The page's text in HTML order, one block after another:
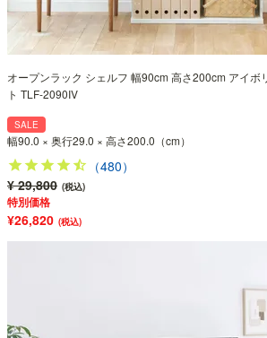
オープンラック シェルフ 幅90cm 高さ200cm アイボ
ト TLF-2090IV
SALE
幅90.0 × 奥行29.0 × 高さ200.0（cm）
（480）
¥ 29,800 (税込)
特別価格
¥26,820 (税込)